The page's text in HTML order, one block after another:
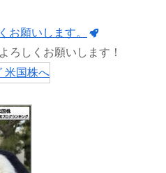
お願いします。
ろしくお願いします！